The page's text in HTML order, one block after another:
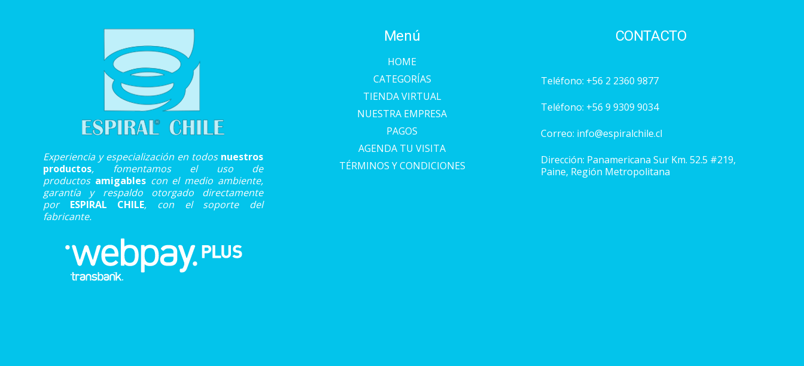
Experiencia y especialización en todos nuestros
productos, fomentamos el uso de
productos amigablescon el medio ambiente,
garantía y respaldo otorgado directamente
por ESPIRAL CHILE, con el soporte del
fabricante.
Menú
HOME
CATEGORÍAS
TIENDA VIRTUAL
NUESTRA EMPRESA
PAGOS
AGENDA TU VISITA
TÉRMINOS Y CONDICIONES
CONTACTO
Teléfono: +56 2 2360 9877
Teléfono: +56 9 9309 9034
Correo: info@espiralchile.cl
Dirección: Panamericana Sur Km. 52.5 #219,
Paine, Región Metropolitana